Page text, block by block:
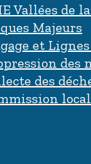
Vallées de
Majeurs
et
des
des